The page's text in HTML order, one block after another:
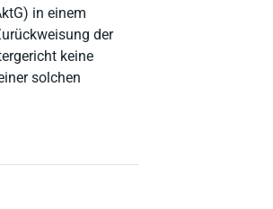
in einem
der
keine
solchen